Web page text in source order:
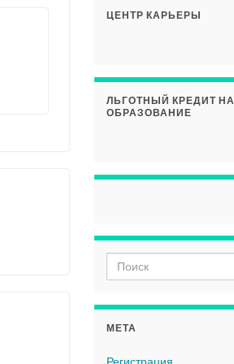
ЦЕНТР КАРЬЕРЫ
ЛЬГОТНЫЙ КРЕДИТ НА
ОБРАЗОВАНИЕ
Search for:
МЕТА
Регистрация